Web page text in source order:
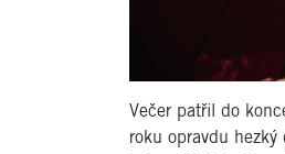
Večer patřil do
roku opravdu